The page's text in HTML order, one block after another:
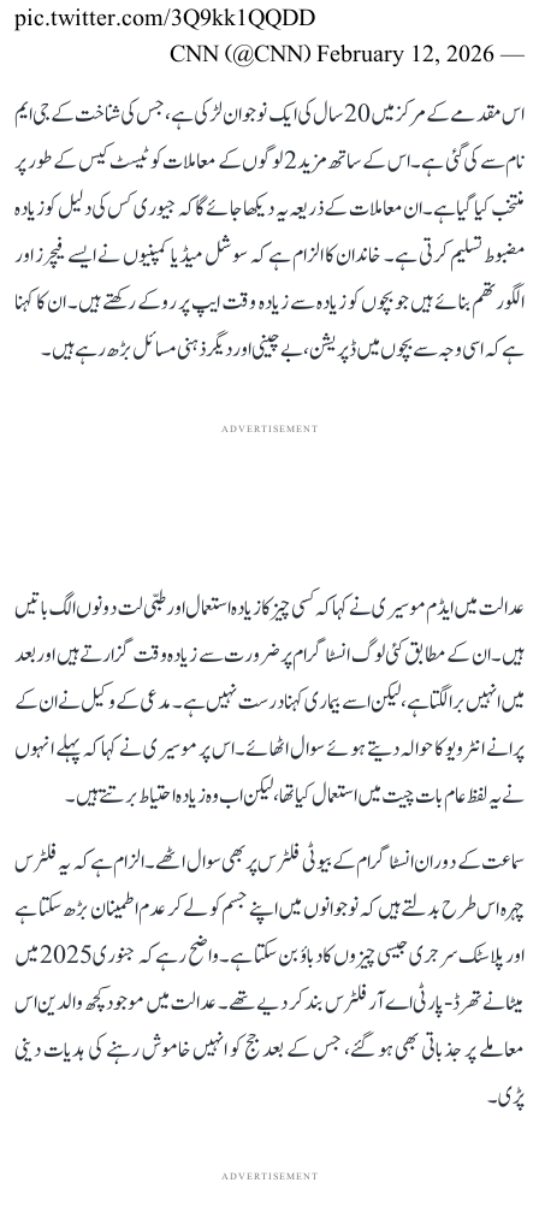
pic.twitter.com/3Q9kk1QQDD
— CNN (@CNN)
February 12, 2026
اس مقدمے کے مرکز میں 20 سال کی ایک نوجوان لڑکی ہے، جس کی شناخت کے جی ایم
نام سے کی گئی ہے۔ اس کے ساتھ مزید 2 لوگوں کے معاملات کو ٹیسٹ کیس کے طور پر
منتخب کیا گیا ہے۔ ان معاملات کے ذریعہ یہ دیکھا جائے گا کہ جیوری کس کی دلیل کو زیادہ
مضبوط تسلیم کرتی ہے۔ خاندان کا الزام ہے کہ سوشل میڈیا کمپنیوں نے ایسے فیچرز اور
الگورتھم بنائے ہیں جو بچوں کو زیادہ سے زیادہ وقت ایپ پر روکے رکھتے ہیں۔ ان کا کہنا
ہے کہ اسی وجہ سے بچوں میں ڈپریشن، بے چینی اور دیگر ذہنی مسائل بڑھ رہے ہیں۔
ADVERTISEMENT
عدالت میں ایڈم موسیری نے کہا کہ کسی چیز کا زیادہ استعمال اور طبی لت دونوں الگ باتیں
ہیں۔ ان کے مطابق کئی لوگ انسٹاگرام پر ضرورت سے زیادہ وقت گزارتے ہیں اور بعد
میں انہیں برا لگتا ہے، لیکن اسے بیماری کہنا درست نہیں ہے۔ مدعی کے وکیل نے ان کے
پرانے انٹرویو کا حوالہ دیتے ہوئے سوال اٹھائے۔ اس پر موسیری نے کہا کہ پہلے انہوں
نے یہ لفظ عام بات چیت میں استعمال کیا تھا، لیکن اب وہ زیادہ احتیاط برتتے ہیں۔
سماعت کے دوران انسٹاگرام کے بیوٹی فلٹرس پر بھی سوال اٹھے۔ الزام ہے کہ یہ فلٹرس
چہرہ اس طرح بدلتے ہیں کہ نوجوانوں میں اپنے جسم کو لے کر عدم اطمینان بڑھ سکتا ہے
اور پلاسٹک سرجری جیسی چیزوں کا دباؤ بن سکتا ہے۔ واضح رہے کہ جنوری 2025 میں
میٹا نے تھرڈ-پارٹی اے آر فلٹرس بند کر دیے تھے۔ عدالت میں موجود کچھ والدین اس
معاملے پر جذباتی بھی ہو گئے، جس کے بعد جج کو انہیں خاموش رہنے کی ہدیات دینی
پڑی۔
ADVERTISEMENT